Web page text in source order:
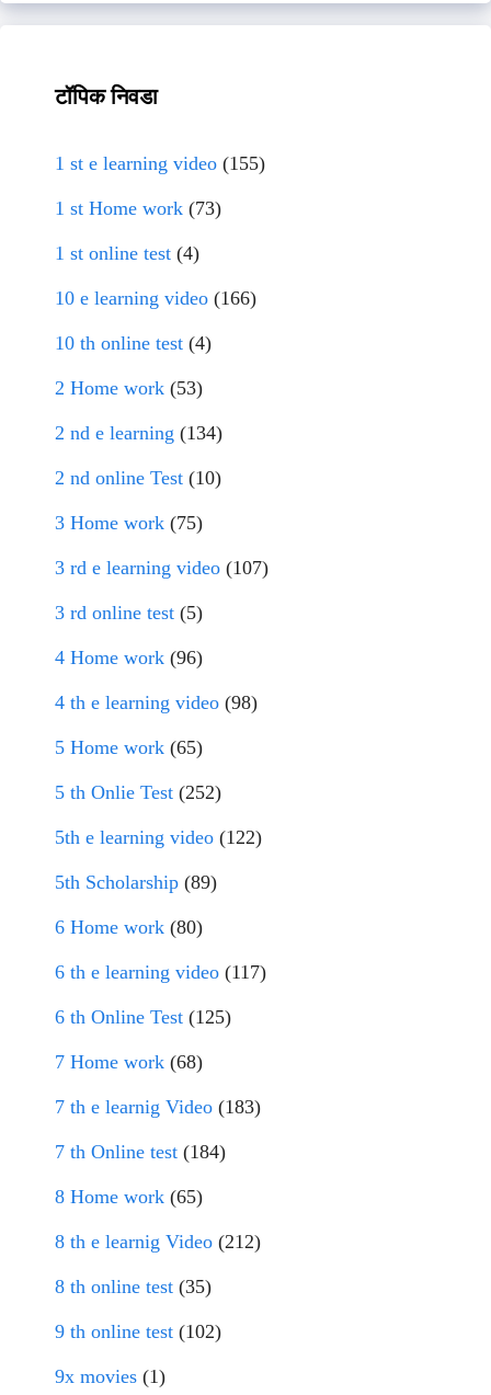
टॉपिक निवडा
1 st e learning video (155)
1 st Home work (73)
1 st online test (4)
10 e learning video (166)
10 th online test (4)
2 Home work (53)
2 nd e learning (134)
2 nd online Test (10)
3 Home work (75)
3 rd e learning video (107)
3 rd online test (5)
4 Home work (96)
4 th e learning video (98)
5 Home work (65)
5 th Onlie Test (252)
5th e learning video (122)
5th Scholarship (89)
6 Home work (80)
6 th e learning video (117)
6 th Online Test (125)
7 Home work (68)
7 th e learnig Video (183)
7 th Online test (184)
8 Home work (65)
8 th e learnig Video (212)
8 th online test (35)
9 th online test (102)
9x movies (1)